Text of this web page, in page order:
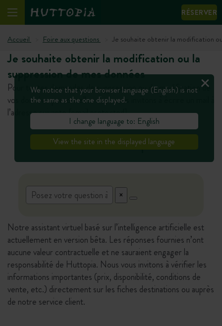
RÉSERVER
Accueil Foire aux questions Je souhaite obtenir la modification
Je souhaite obtenir la modification ou la
suppression de mes données
Pour toutes demandes de suppression ou de modification de
vos données personnelles nous vous invitons à écrire un mail à
l’adresse suivante[email protected]
Vous avez une autre question ?
Notre assistant virtuel basé sur l’intelligence artificielle est
actuellement en version bêta. Les réponses fournies n’ont
aucune valeur contractuelle et ne sauraient engager la
responsabilité de Huttopia. Nous vous invitons à vérifier les
informations importantes (prix, disponibilité, conditions de
vente, etc.) directement sur les fiches destinations ou auprès
de notre service client.
We notice that your browser language (English) is not
the same as the one displayed.
I change language to: English
View the site in the displayed language